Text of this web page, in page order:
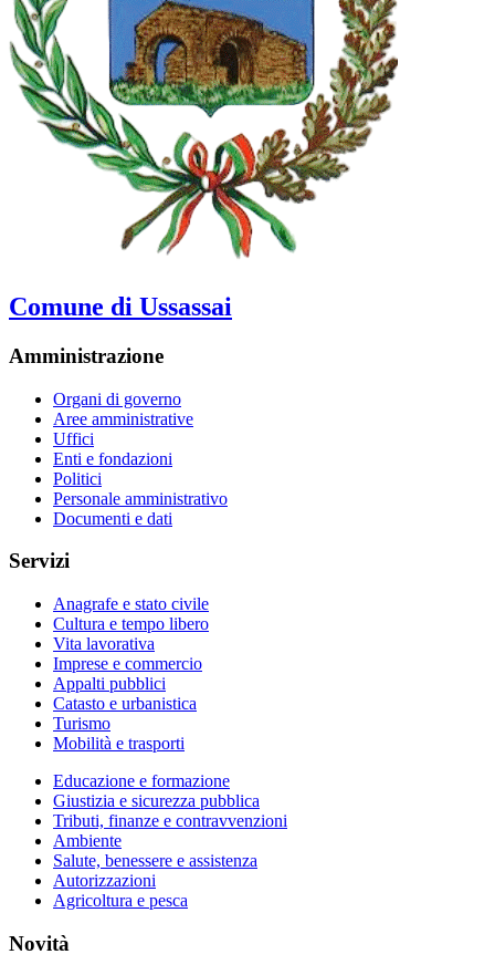
Comune di Ussassai
Amministrazione
Organi di governo
Aree amministrative
Uffici
Enti e fondazioni
Politici
Personale amministrativo
Documenti e dati
Servizi
Anagrafe e stato civile
Cultura e tempo libero
Vita lavorativa
Imprese e commercio
Appalti pubblici
Catasto e urbanistica
Turismo
Mobilità e trasporti
Educazione e formazione
Giustizia e sicurezza pubblica
Tributi, finanze e contravvenzioni
Ambiente
Salute, benessere e assistenza
Autorizzazioni
Agricoltura e pesca
Novità